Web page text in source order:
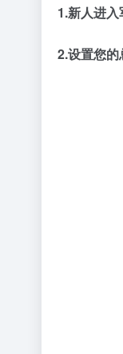
1.新人进入
2.设置您